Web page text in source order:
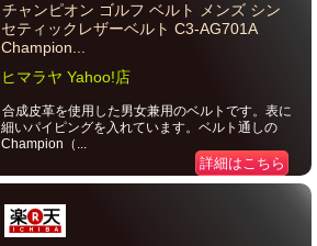
チャンピオン ゴルフ ベルト メンズ シン
セティックレザーベルト C3-AG701A
Champion...
ヒマラヤ Yahoo!店
合成皮革を使用した男女兼用のベルトです。表に
細いパイピングを入れています。ベルト通しの
Champion（...
詳細はこちら